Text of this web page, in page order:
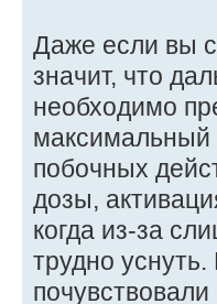
Даже если вы
значит, что
необходимо
максимальный
побочных
дозы,
когда из-за
трудно